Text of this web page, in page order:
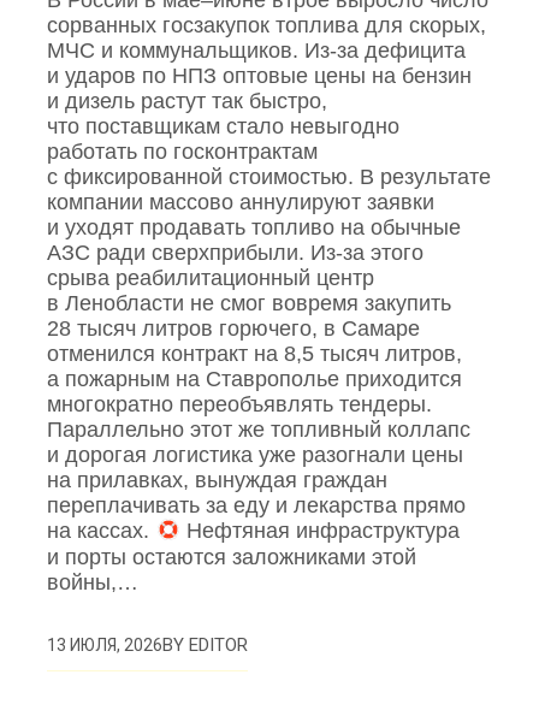
сорванных госзакупок топлива для скорых,
МЧС и коммунальщиков. Из‑за дефицита
и ударов по НПЗ оптовые цены на бензин
и дизель растут так быстро,
что поставщикам стало невыгодно
работать по госконтрактам
с фиксированной стоимостью. В результате
компании массово аннулируют заявки
и уходят продавать топливо на обычные
АЗС ради сверхприбыли. Из‑за этого
срыва реабилитационный центр
в Ленобласти не смог вовремя закупить
28 тысяч литров горючего, в Самаре
отменился контракт на 8,5 тысяч литров,
а пожарным на Ставрополье приходится
многократно переобъявлять тендеры.
Параллельно этот же топливный коллапс
и дорогая логистика уже разогнали цены
на прилавках, вынуждая граждан
переплачивать за еду и лекарства прямо
на кассах.
Нефтяная инфраструктура
и порты остаются заложниками этой
войны,…
13 ИЮЛЯ, 2026BYEDITOR